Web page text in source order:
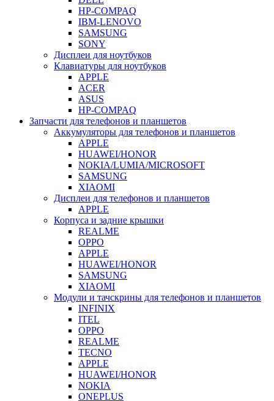
HP-COMPAQ
IBM-LENOVO
SAMSUNG
SONY
Дисплеи для ноутбуков
Клавиатуры для ноутбуков
APPLE
ACER
ASUS
HP-COMPAQ
Запчасти для телефонов и планшетов
Аккумуляторы для телефонов и планшетов
APPLE
HUAWEI/HONOR
NOKIA/LUMIA/MICROSOFT
SAMSUNG
XIAOMI
Дисплеи для телефонов и планшетов
APPLE
Корпуса и задние крышки
REALME
OPPO
APPLE
HUAWEI/HONOR
SAMSUNG
XIAOMI
Модули и тачскрины для телефонов и планшетов
INFINIX
ITEL
OPPO
REALME
TECNO
APPLE
HUAWEI/HONOR
NOKIA
ONEPLUS